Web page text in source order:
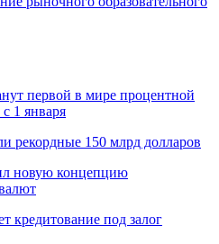
первой в мире процентной
1 января
рекордные 150 млрд долларов
новую концепцию
кредитование под залог